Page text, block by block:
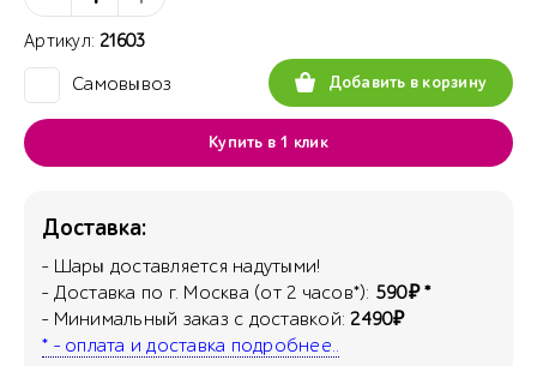
Артикул: 21603
Самовывоз Добавить в корзину
Купить в 1 клик
Доставка:
- Шары доставляется надутыми!
- Доставка по г. Москва (от 2 часов*): 590₽ *
- Минимальный заказ с доставкой:2490₽
* - оплата и доставка подробнее..